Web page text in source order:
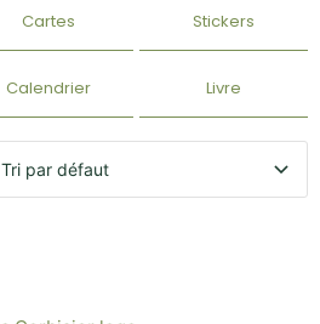
Cartes Stickers
Calendrier Livre